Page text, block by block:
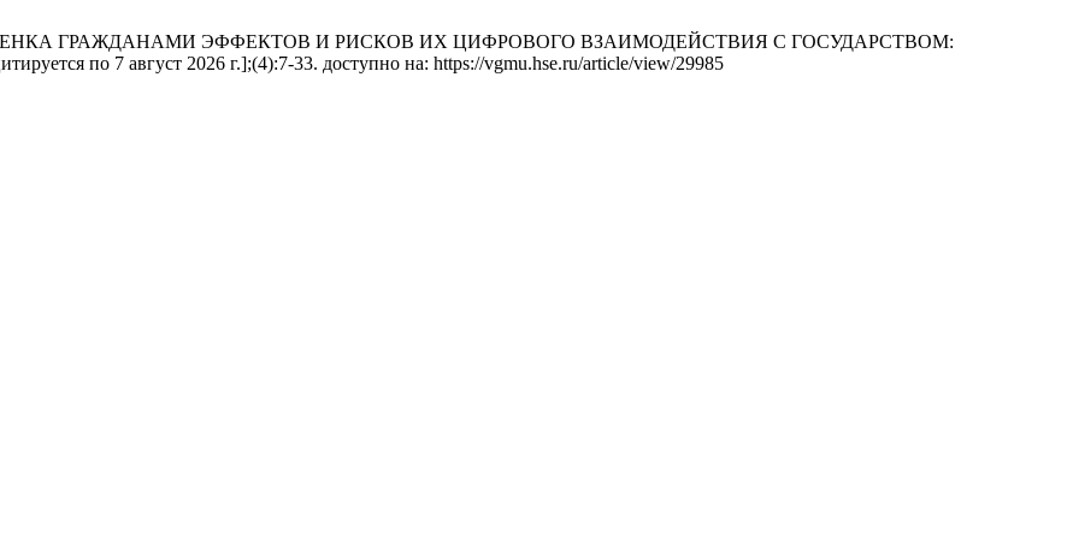
ОЦЕНКА ГРАЖДАНАМИ ЭФФЕКТОВ И РИСКОВ ИХ ЦИФРОВОГО ВЗАИМОДЕЙСТВИЯ С ГОСУДАРСТВОМ:
по 7 август 2026 г.];(4):7-33. доступно на: https://vgmu.hse.ru/article/view/29985